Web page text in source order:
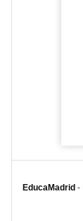
EducaMadrid -